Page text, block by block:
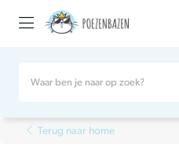
Terug naar home